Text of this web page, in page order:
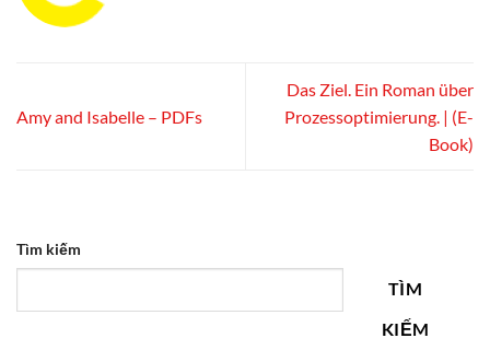
Amy and Isabelle – PDFs
Das Ziel. Ein Roman über
Prozessoptimierung. | (E-
Book)
Tìm kiếm
TÌM
KIẾM